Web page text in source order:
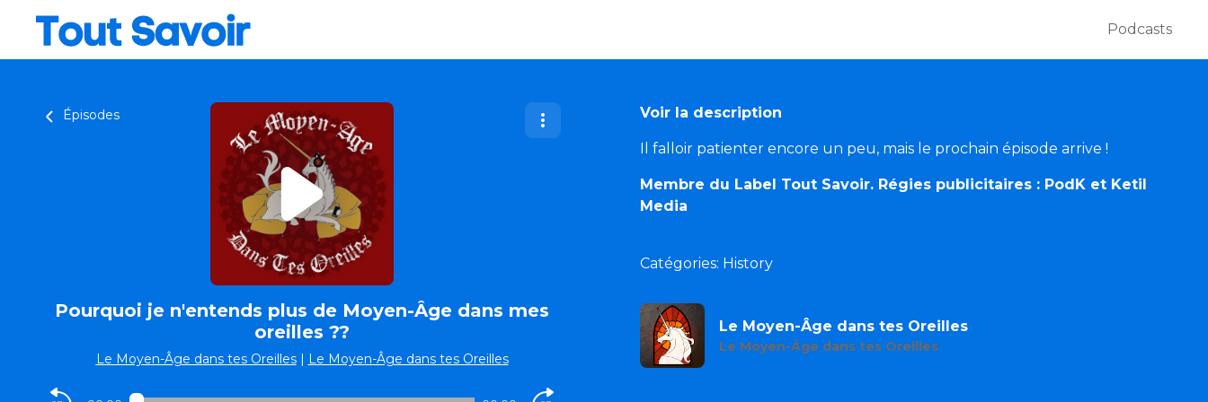
Podcasts
Épisodes
Pourquoi je n'entends plus de Moyen-Âge dans mes
oreilles ??
Le Moyen-Âge dans tes Oreilles | Le Moyen-Âge dans tes Oreilles
Voir la description
Il falloir patienter encore un peu, mais le prochain épisode arrive !
Membre du Label Tout Savoir. Régies publicitaires : PodK et Ketil
Media
Catégories: History
Le Moyen-Âge dans tes Oreilles
Le Moyen-Âge dans tes Oreilles